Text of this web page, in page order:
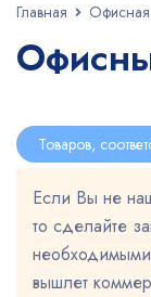
Главная
Товаров,
Если Вы не
то сделайте
вышлет